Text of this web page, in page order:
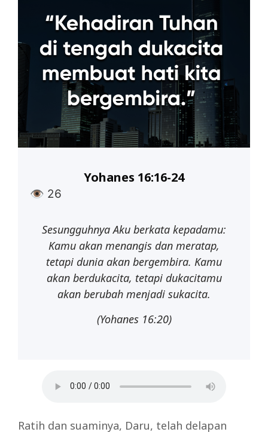
👁 26
Yohanes 16:16-24
Sesungguhnya Aku berkata kepadamu:
Kamu akan menangis dan meratap,
tetapi dunia akan bergembira. Kamu
akan berdukacita, tetapi dukacitamu
akan berubah menjadi sukacita.
(Yohanes 16:20)
Ratih dan suaminya, Daru, telah delapan